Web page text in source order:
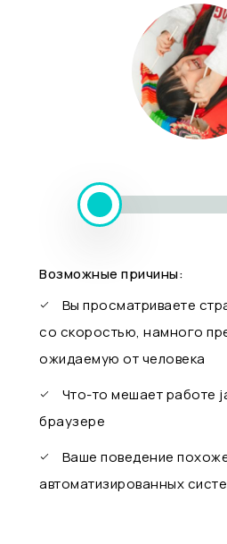
Возможные причины:
Вы просматриваете
со скоростью, намного
ожидаемую от человека
Что-то мешает работе
браузере
Ваше поведение
автоматизированных